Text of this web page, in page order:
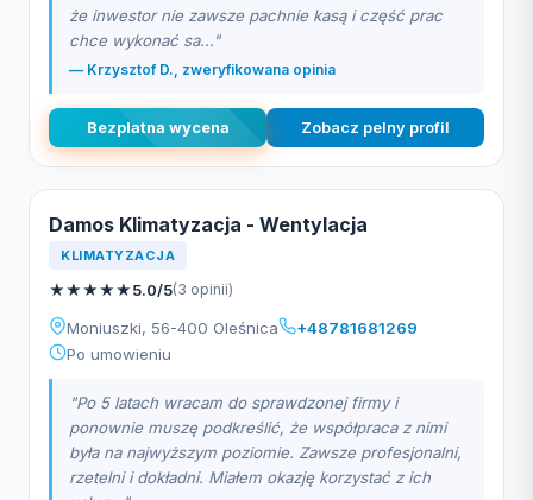
że inwestor nie zawsze pachnie kasą i część prac
chce wykonać sa..."
— Krzysztof D., zweryfikowana opinia
Bezplatna wycena Zobacz pelny profil
Damos Klimatyzacja - Wentylacja
KLIMATYZACJA
★★★★★5.0/5(3 opinii)
Moniuszki, 56-400 Oleśnica
+48781681269
Po umowieniu
"Po 5 latach wracam do sprawdzonej firmy i
ponownie muszę podkreślić, że współpraca z nimi
była na najwyższym poziomie. Zawsze profesjonalni,
rzetelni i dokładni. Miałem okazję korzystać z ich